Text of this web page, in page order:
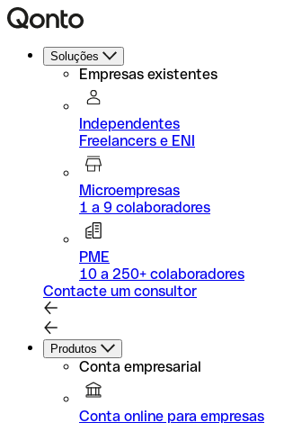
Soluções
Empresas existentes
Independentes
Freelancers e ENI
Microempresas
1 a 9 colaboradores
PME
10 a 250+ colaboradores
Contacte um consultor
Produtos
Conta empresarial
Conta online para empresas